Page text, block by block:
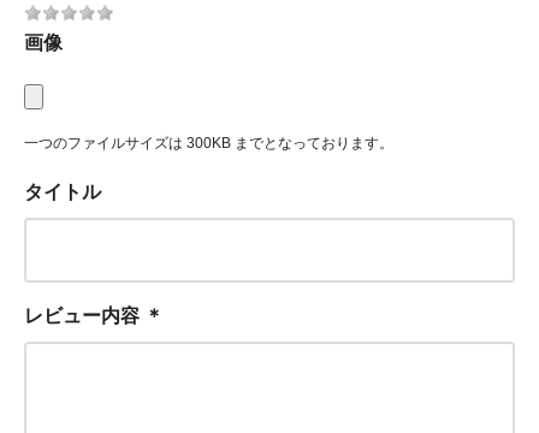
画像
一つのファイルサイズは 300KB までとなっております。
タイトル
レビュー内容 ＊